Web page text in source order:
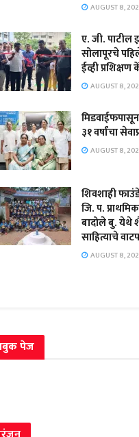
AUGUST 8,
ए. जी. पाटील
सोलापूरचे
ईव्ही
AUGUST 8,
३१ वर्षांचा
AUGUST 8,
शिवशाही
जि. प.
बादोले बु. येथे
साहित्याचे वाटप
AUGUST 8,
पेज